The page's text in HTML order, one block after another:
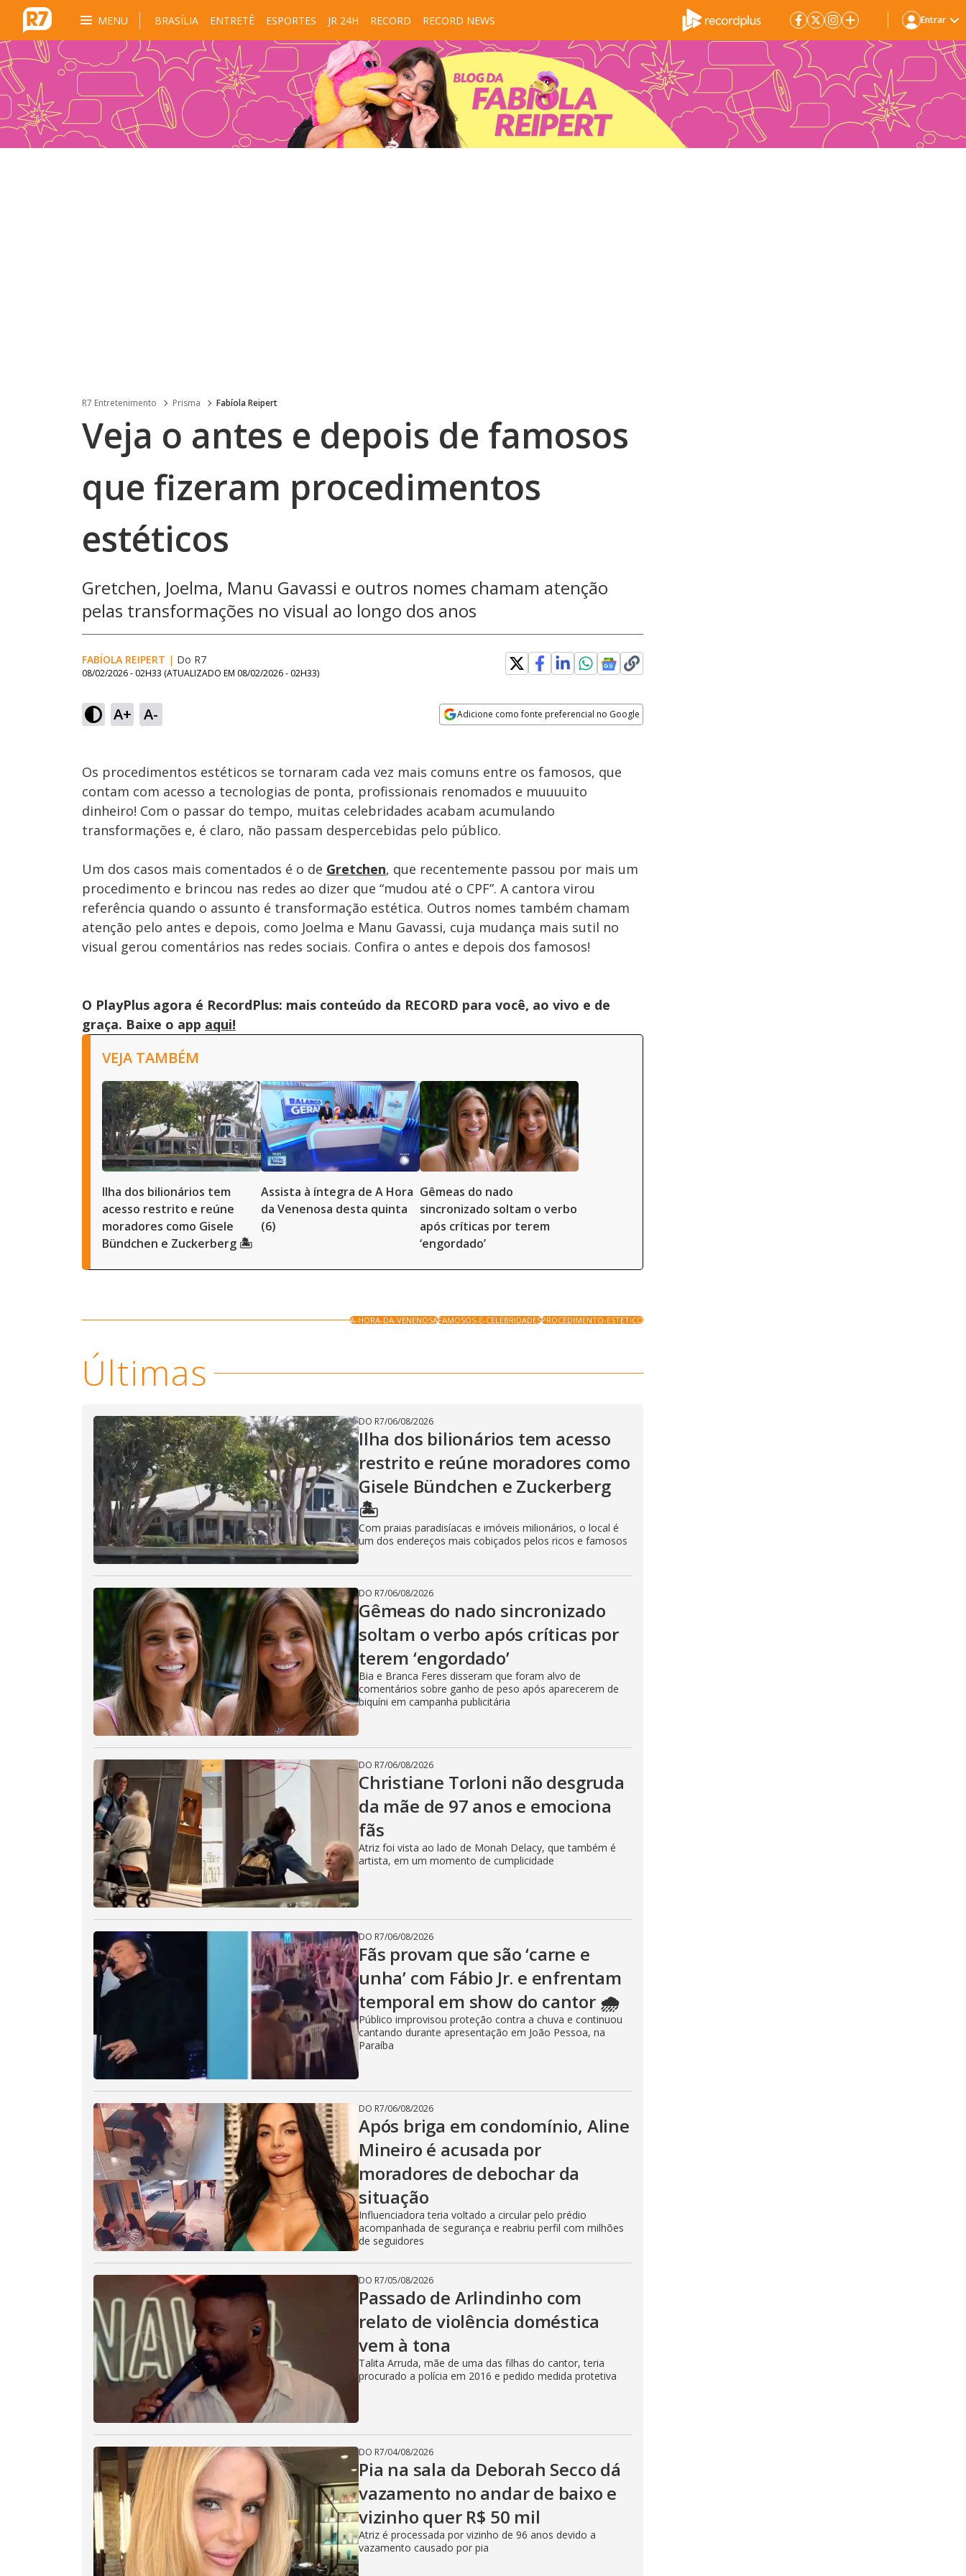
MENU BRASÍLIA ENTRETÊ ESPORTES JR 24H RECORD RECORD NEWS Entrar
R7 Entretenimento Prisma Fabíola Reipert
Veja o antes e depois de famosos
que fizeram procedimentos
estéticos
Gretchen, Joelma, Manu Gavassi e outros nomes chamam atenção
pelas transformações no visual ao longo dos anos
FABÍOLA REIPERT | Do R7
08/02/2026 - 02H33 (ATUALIZADO EM 08/02/2026 - 02H33)
A+ A- Adicione como fonte preferencial no Google
Ativar
Som
Velocidade
Os procedimentos estéticos se tornaram cada vez mais comuns entre os famosos, que
contam com acesso a tecnologias de ponta, profissionais renomados e muuuuito
dinheiro! Com o passar do tempo, muitas celebridades acabam acumulando
transformações e, é claro, não passam despercebidas pelo público.
Um dos casos mais comentados é o de Gretchen, que recentemente passou por mais um
procedimento e brincou nas redes ao dizer que “mudou até o CPF”. A cantora virou
referência quando o assunto é transformação estética. Outros nomes também chamam
atenção pelo antes e depois, como Joelma e Manu Gavassi, cuja mudança mais sutil no
visual gerou comentários nas redes sociais. Confira o antes e depois dos famosos!
O PlayPlus agora é RecordPlus: mais conteúdo da RECORD para você, ao vivo e de
graça. Baixe o app aqui!
VEJA TAMBÉM
Ilha dos bilionários tem
acesso restrito e reúne
moradores como Gisele
Bündchen e Zuckerberg 🏝️
Assista à íntegra de A Hora
da Venenosa desta quinta
(6)
Gêmeas do nado
sincronizado soltam o verbo
após críticas por terem
‘engordado’
A-HORA-DA-VENENOSAFAMOSOS-E-CELEBRIDADESPROCEDIMENTO-ESTETICO
Últimas
DO R7/06/08/2026
Ilha dos bilionários tem acesso
restrito e reúne moradores como
Gisele Bündchen e Zuckerberg
🏝️
Com praias paradisíacas e imóveis milionários, o local é
um dos endereços mais cobiçados pelos ricos e famosos
DO R7/06/08/2026
Gêmeas do nado sincronizado
soltam o verbo após críticas por
terem ‘engordado’
Bia e Branca Feres disseram que foram alvo de
comentários sobre ganho de peso após aparecerem de
biquíni em campanha publicitária
DO R7/06/08/2026
Christiane Torloni não desgruda
da mãe de 97 anos e emociona
fãs
Atriz foi vista ao lado de Monah Delacy, que também é
artista, em um momento de cumplicidade
DO R7/06/08/2026
Fãs provam que são ‘carne e
unha’ com Fábio Jr. e enfrentam
temporal em show do cantor 🌧️
Público improvisou proteção contra a chuva e continuou
cantando durante apresentação em João Pessoa, na
Paraíba
DO R7/06/08/2026
Após briga em condomínio, Aline
Mineiro é acusada por
moradores de debochar da
situação
Influenciadora teria voltado a circular pelo prédio
acompanhada de segurança e reabriu perfil com milhões
de seguidores
DO R7/05/08/2026
Passado de Arlindinho com
relato de violência doméstica
vem à tona
Talita Arruda, mãe de uma das filhas do cantor, teria
procurado a polícia em 2016 e pedido medida protetiva
DO R7/04/08/2026
Pia na sala da Deborah Secco dá
vazamento no andar de baixo e
vizinho quer R$ 50 mil
Atriz é processada por vizinho de 96 anos devido a
vazamento causado por pia